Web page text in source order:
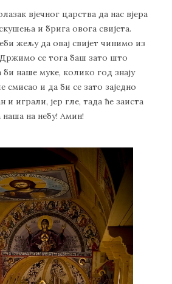
вјечног царства да нас вјера
и брига овога свијета.
жељу да овај свијет чинимо из
се тога баш зато што
би наше муке, колико год знају
смисао и да би се зато заједно
и играли, јер гле, тада ће заиста
на небу! Амин!